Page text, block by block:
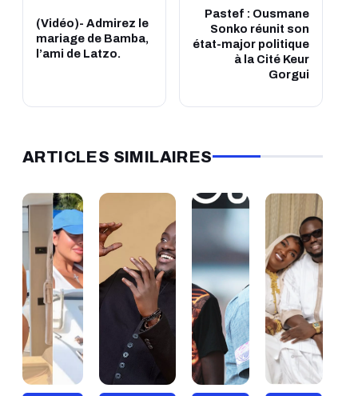
(Vidéo)- Admirez le
mariage de Bamba,
l’ami de Latzo.
Pastef : Ousmane
Sonko réunit son
état-major politique
à la Cité Keur
Gorgui
ARTICLES SIMILAIRES